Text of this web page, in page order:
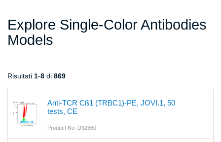
Explore Single-Color Antibodies
Models
Risultati 1-8 di 869
Anti-TCR Cß1 (TRBC1)-PE, JOVI.1, 50
tests, CE
Product No: D32360